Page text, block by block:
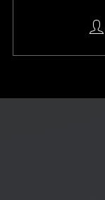
公開さ
合、訂正や
【Google